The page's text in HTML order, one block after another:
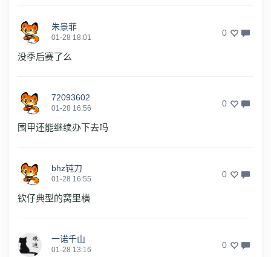
朱景菲
01-28 18:01 0
没季后赛了么
72093602
01-28 16:56 0
围甲还能继续办下去吗
bhz钝刀
01-28 16:55 0
钦仔典型的窝里横
一诺千山
01-28 13:16 0